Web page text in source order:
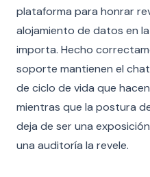
plataforma para honrar
alojamiento de datos en
importa. Hecho
soporte mantienen el
de ciclo de vida que
mientras que la postura
deja de ser una
una auditoría la revele.